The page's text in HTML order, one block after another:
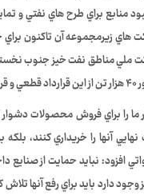
براي طرح هاي نفتي و
زيرمجموعه آن تاکنون براي
ما را براي فروش محصولات
آنها را خريداري کنند،
نبايد حمايت از صنايع
دارد بايد براي رفع آنها